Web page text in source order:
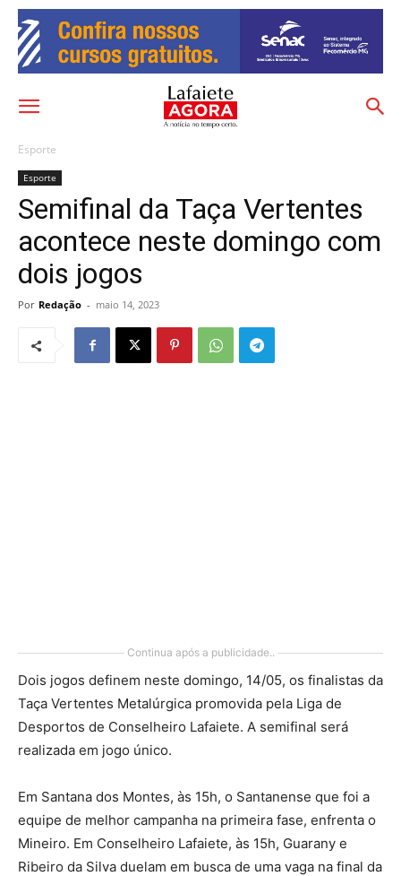
Esporte
Esporte
Semifinal da Taça Vertentes
acontece neste domingo com
dois jogos
Por Redação - maio 14, 2023
Continua após a publicidade..
Dois jogos definem neste domingo, 14/05, os finalistas da
Taça Vertentes Metalúrgica promovida pela Liga de
Desportos de Conselheiro Lafaiete. A semifinal será
realizada em jogo único.
Em Santana dos Montes, às 15h, o Santanense que foi a
equipe de melhor campanha na primeira fase, enfrenta o
Mineiro. Em Conselheiro Lafaiete, às 15h, Guarany e
Ribeiro da Silva duelam em busca de uma vaga na final da